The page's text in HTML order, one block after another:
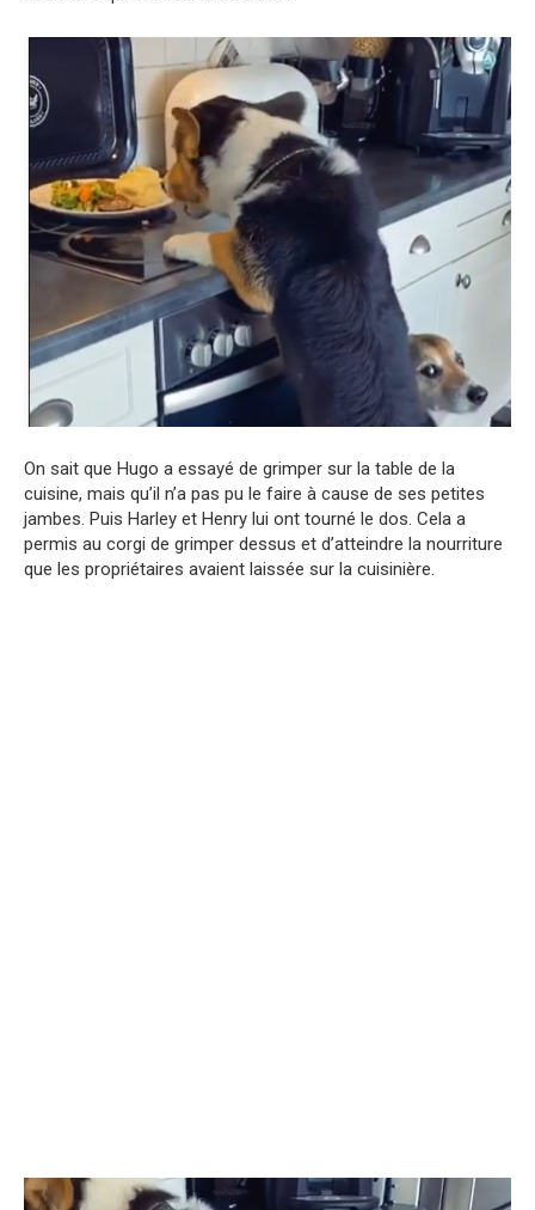
On sait que Hugo a essayé de grimper sur la table de la
cuisine, mais qu’il n’a pas pu le faire à cause de ses petites
jambes. Puis Harley et Henry lui ont tourné le dos. Cela a
permis au corgi de grimper dessus et d’atteindre la nourriture
que les propriétaires avaient laissée sur la cuisinière.